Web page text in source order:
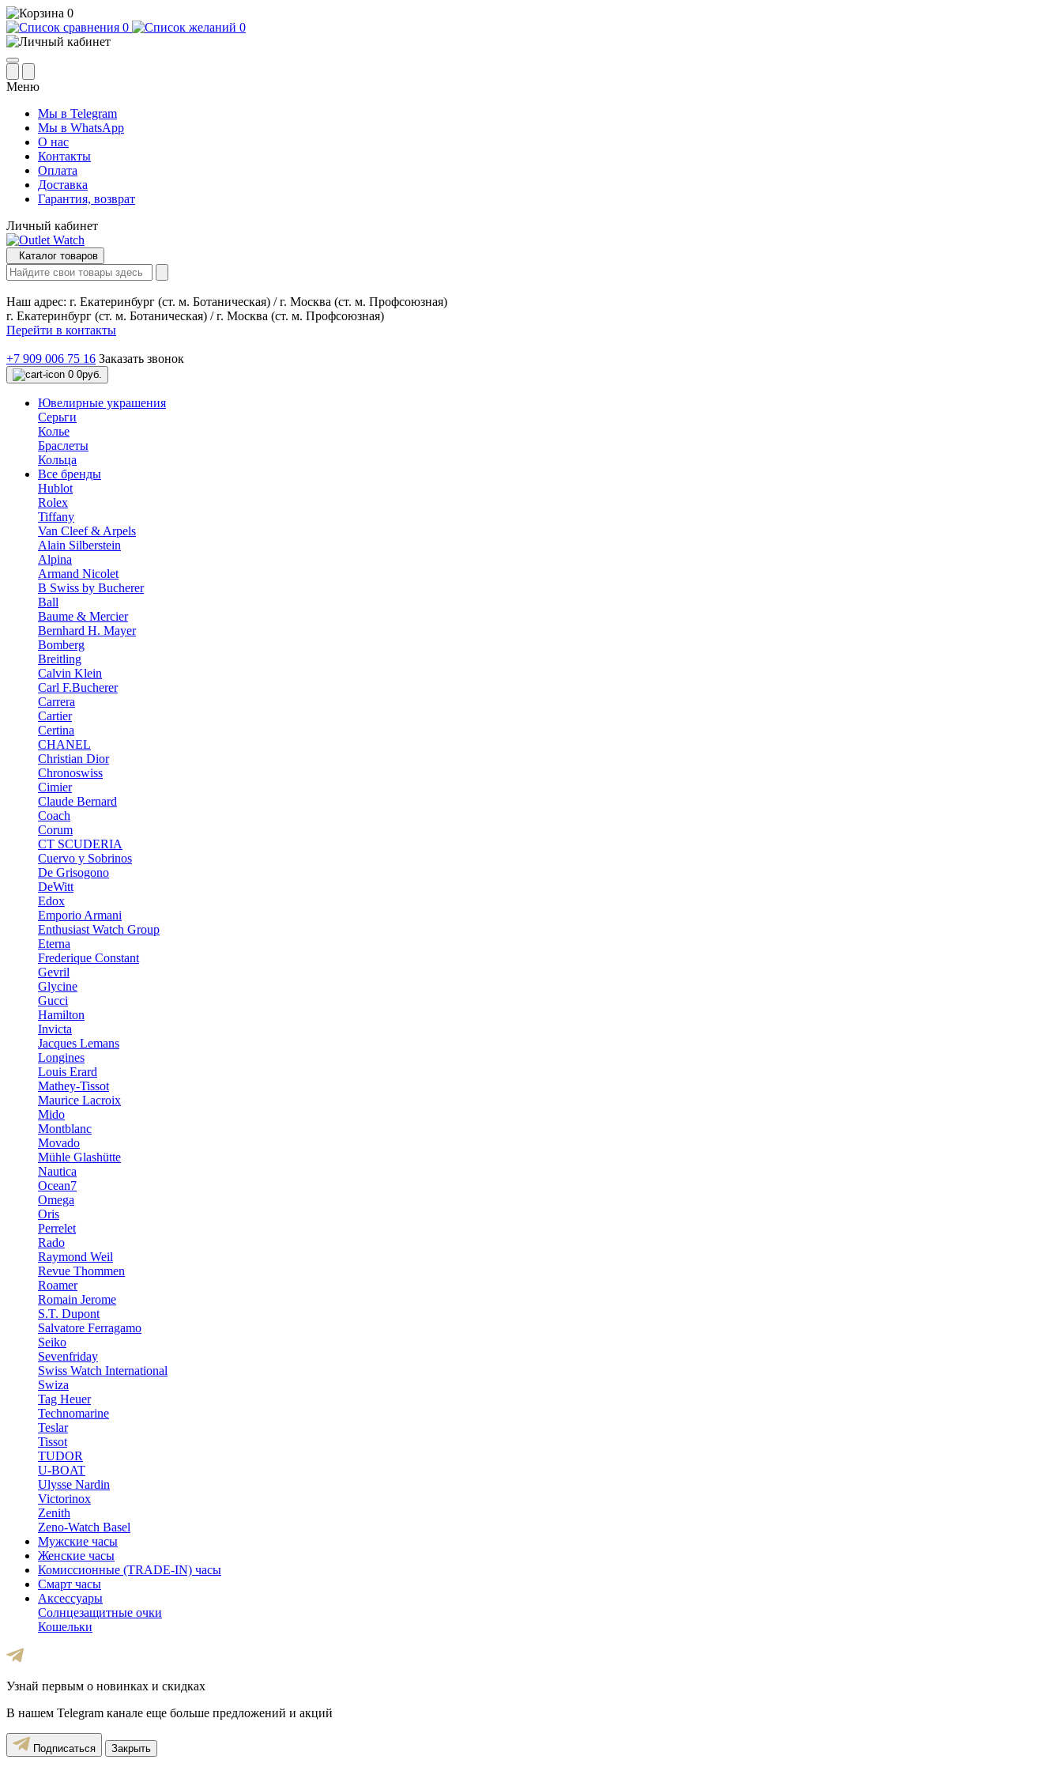
0
0
0
Меню
Мы в Telegram
Мы в WhatsApp
О нас
Контакты
Оплата
Доставка
Гарантия, возврат
Личный кабинет
Каталог товаров
Наш адрес: г. Екатеринбург (ст. м. Ботаническая) / г. Москва (ст. м. Профсоюзная)
г. Екатеринбург (ст. м. Ботаническая) / г. Москва (ст. м. Профсоюзная)
Перейти в контакты
+7 909 006 75 16 Заказать звонок
0 0руб.
Ювелирные украшения
Серьги
Колье
Браслеты
Кольца
Все бренды
Hublot
Rolex
Tiffany
Van Cleef & Arpels
Alain Silberstein
Alpina
Armand Nicolet
B Swiss by Bucherer
Ball
Baume & Mercier
Bernhard H. Mayer
Bomberg
Breitling
Calvin Klein
Carl F.Bucherer
Carrera
Cartier
Certina
CHANEL
Christian Dior
Chronoswiss
Cimier
Claude Bernard
Coach
Corum
CT SCUDERIA
Cuervo y Sobrinos
De Grisogono
DeWitt
Edox
Emporio Armani
Enthusiast Watch Group
Eterna
Frederique Constant
Gevril
Glycine
Gucci
Hamilton
Invicta
Jacques Lemans
Longines
Louis Erard
Mathey-Tissot
Maurice Lacroix
Mido
Montblanc
Movado
Mühle Glashütte
Nautica
Ocean7
Omega
Oris
Perrelet
Rado
Raymond Weil
Revue Thommen
Roamer
Romain Jerome
S.T. Dupont
Salvatore Ferragamo
Seiko
Sevenfriday
Swiss Watch International
Swiza
Tag Heuer
Technomarine
Teslar
Tissot
TUDOR
U-BOAT
Ulysse Nardin
Victorinox
Zenith
Zeno-Watch Basel
Мужские часы
Женские часы
Комиссионные (TRADE-IN) часы
Смарт часы
Аксессуары
Солнцезащитные очки
Кошельки
Узнай первым о новинках и скидках
В нашем Telegram канале еще больше предложений и акций
Подписаться Закрыть